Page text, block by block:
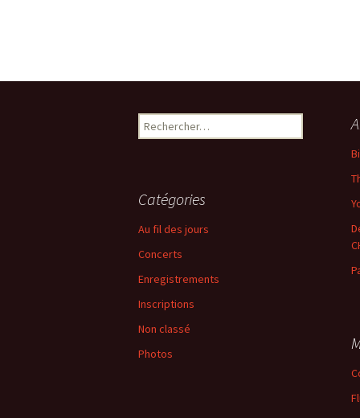
←
Rechercher :
Catégories
Au fil des jours
Concerts
Enregistrements
Inscriptions
Non classé
Photos